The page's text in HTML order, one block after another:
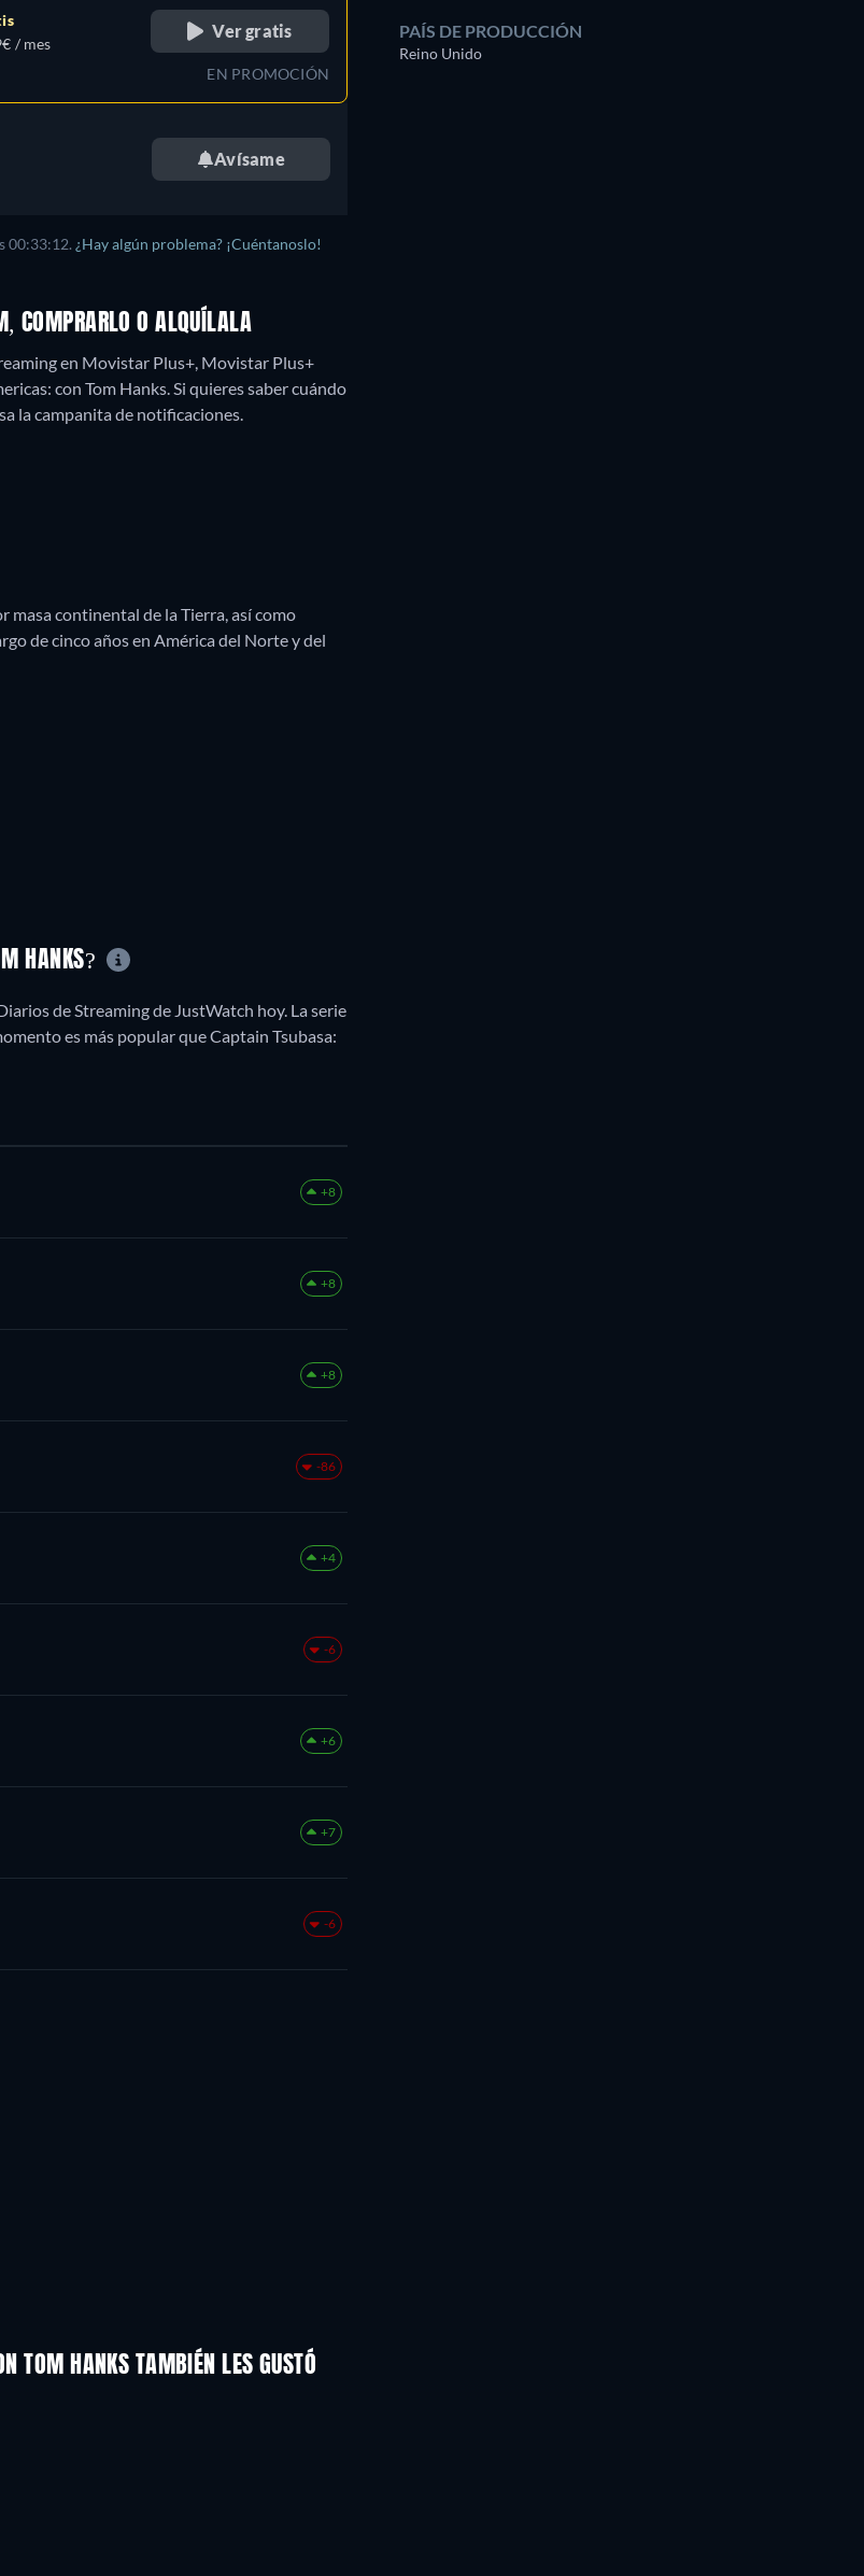
/ mes
Ver gratis
EN PROMOCIÓN
Avísame
00:33:12. ¿Hay algún problema? ¡Cuéntanoslo!
COMPRARLO O ALQUÍLALA
en Movistar Plus+, Movistar Plus+
con Tom Hanks. Si quieres saber cuándo
la campanita de notificaciones.
masa continental de la Tierra, así como
de cinco años en América del Norte y del
PAÍS DE PRODUCCIÓN
Reino Unido
HANKS?
de Streaming de JustWatch hoy. La serie
es más popular que Captain Tsubasa:
+8
+8
+8
-86
+4
-6
+6
+7
-6
TOM HANKS TAMBIÉN LES GUSTÓ
TV